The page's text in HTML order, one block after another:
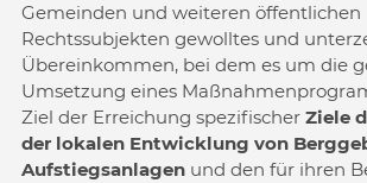
Gemeinden und weiteren öffentlichen
Rechtssubjekten gewolltes und
Übereinkommen, bei dem es um die
Umsetzung eines
Ziel der Erreichung spezifischer Ziele
der lokalen Entwicklung von
Aufstiegsanlagen und den für ihren